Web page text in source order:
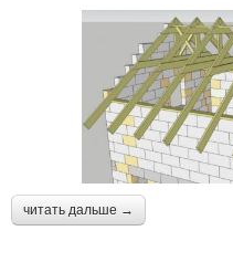
читать дальше →